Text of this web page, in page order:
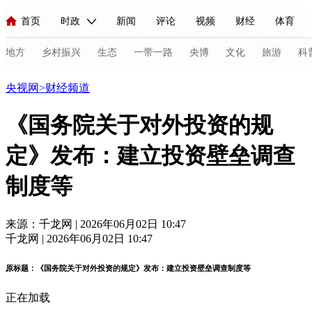
首页 时政 新闻 评论 视频 财经 体育
人民领袖习近平 联播+ 中国领导人 央视快评 习式妙语
直播 栏目大全 节目单 听音 微视频 主持人
海外频道 iPanda English Монгол
地方 乡村振兴 生态 一带一路 央博 文化 旅游 科
新闻 国内 国际 评论 经济 军事 科技
人民领袖习近平
视频
现场 前线 比划 快看
体育 直播 竞猜 2026年世界杯 2026年冬奥会
VIP会员
央视网>财经频道
《国务院关于对外投资的规
定》发布：建立投资壁垒调查
制度等
来源：千龙网 | 2026年06月02日 10:47
千龙网 | 2026年06月02日 10:47
原标题：《国务院关于对外投资的规定》发布：建立投资壁垒调查制度等
正在加载